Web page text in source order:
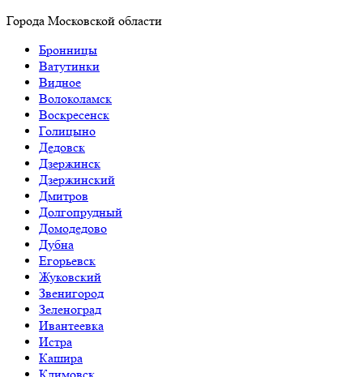
Города Московской области
Бронницы
Ватутинки
Видное
Волоколамск
Воскресенск
Голицыно
Дедовск
Дзержинск
Дзержинский
Дмитров
Долгопрудный
Домодедово
Дубна
Егорьевск
Жуковский
Звенигород
Зеленоград
Ивантеевка
Истра
Кашира
Климовск